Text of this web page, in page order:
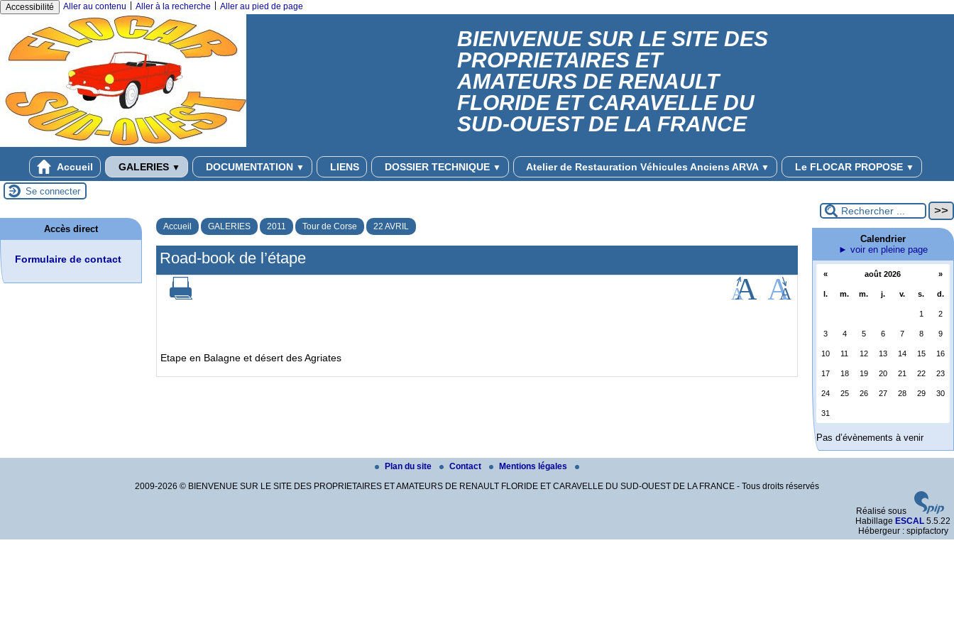
Accessibilité Aller au contenu Aller à la recherche Aller au pied de page
BIENVENUE SUR LE SITE DES
PROPRIETAIRES ET
AMATEURS DE RENAULT
FLORIDE ET CARAVELLE DU
SUD-OUEST DE LA FRANCE
Accueil GALERIES ▼ DOCUMENTATION ▼ LIENS DOSSIER TECHNIQUE ▼ Atelier de Restauration Véhicules Anciens ARVA ▼ Le FLOCAR PROPOSE ▼
Se connecter
Accueil GALERIES 2011 Tour de Corse 22 AVRIL
Road-book de l’étape
Etape en Balagne et désert des Agriates
Accès direct
Formulaire de contact
Calendrier
► voir en pleine page
« août 2026 »
l. m. m. j. v. s. d.
1 2
3 4 5 6 7 8 9
10 11 12 13 14 15 16
17 18 19 20 21 22 23
24 25 26 27 28 29 30
31
Pas d’évènements à venir
Plan du site Contact
Mentions légales
2009-2026 © BIENVENUE SUR LE SITE DES PROPRIETAIRES ET AMATEURS DE RENAULT FLORIDE ET CARAVELLE DU SUD-OUEST DE LA FRANCE - Tous droits réservés
Réalisé sous
Habillage ESCAL 5.5.22
Hébergeur : spipfactory